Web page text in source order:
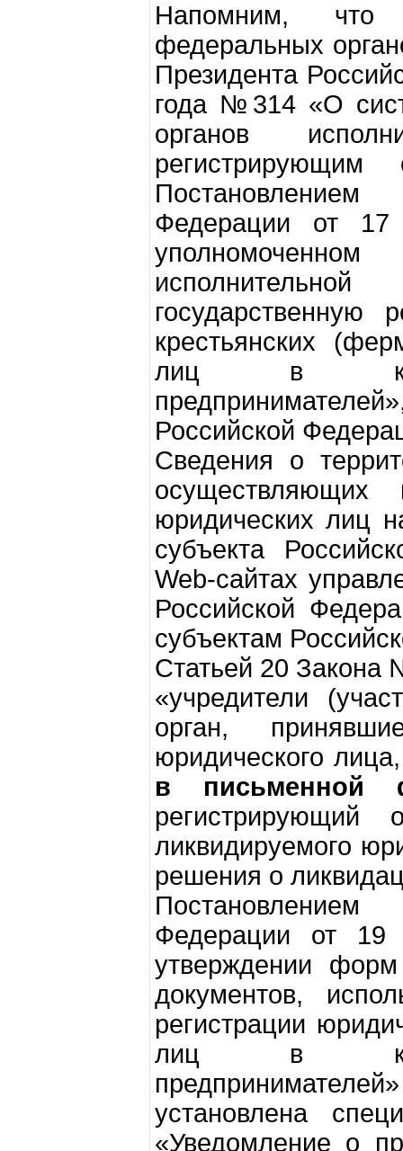
Напомним, что
федеральных
Президента
года №314 «О
органов
Постановлением
Федерации от
государственную
крестьянских
лиц в
Российской
Сведения о
осуществляющих
юридических лиц
субъекта
Web-сайтах
Российской
субъектам
Статьей 20 Закона
«учредители
орган,
юридического
в письменной
регистрирующий
ликвидируемого
решения о
Постановлением
Федерации от
утверждении
документов,
регистрации
лиц в
установлена
«Уведомление о